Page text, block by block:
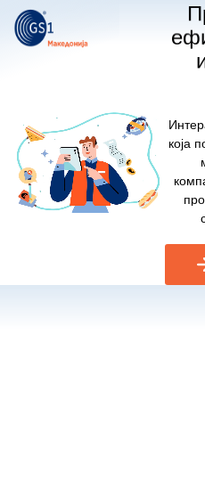
која
Изберете
подобро
Искуството е
најдобро во
Ротирајте го